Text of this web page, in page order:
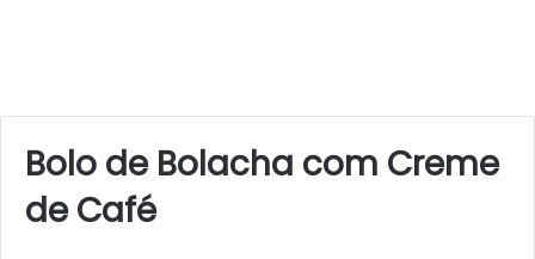
Bolo de Bolacha com Creme
de Café